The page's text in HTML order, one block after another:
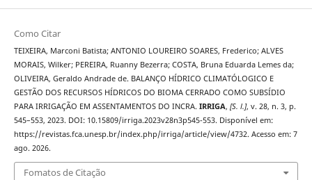
Como Citar
TEIXEIRA, Marconi Batista; ANTONIO LOUREIRO SOARES, Frederico; ALVES
MORAIS, Wilker; PEREIRA, Ruanny Bezerra; COSTA, Bruna Eduarda Lemes da;
OLIVEIRA, Geraldo Andrade de. BALANÇO HÍDRICO CLIMATÓLOGICO E
GESTÃO DOS RECURSOS HÍDRICOS DO BIOMA CERRADO COMO SUBSÍDIO
PARA IRRIGAÇÃO EM ASSENTAMENTOS DO INCRA. IRRIGA, [S. l.], v. 28, n. 3, p.
545–553, 2023. DOI: 10.15809/irriga.2023v28n3p545-553. Disponível em:
https://revistas.fca.unesp.br/index.php/irriga/article/view/4732. Acesso em: 7
ago. 2026.
Fomatos de Citação